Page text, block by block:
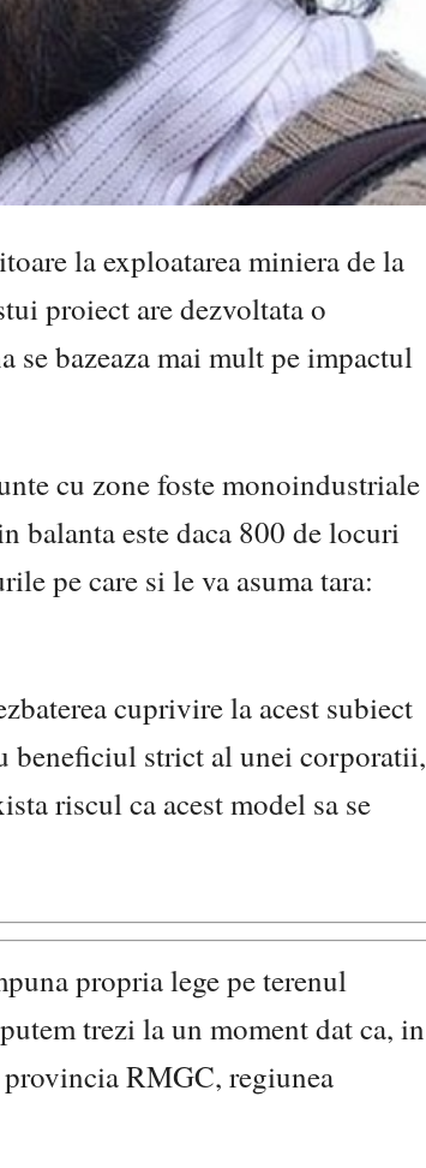
la exploatarea miniera de la
proiect are dezvoltata o
se bazeaza mai mult pe impactul
cu zone foste monoindustriale
balanta este daca 800 de locuri
pe care si le va asuma tara:
cuprivire la acest subiect
beneficiul strict al unei corporatii,
riscul ca acest model sa se
propria lege pe terenul
trezi la un moment dat ca, in
RMGC, regiunea